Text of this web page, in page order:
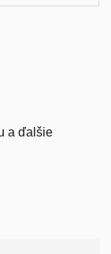
a ďalšie